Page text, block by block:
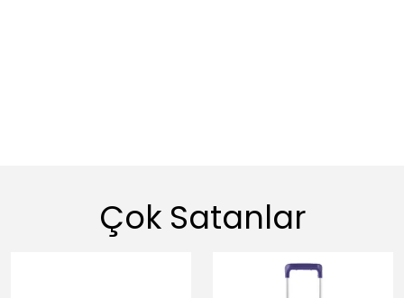
Çok Satanlar